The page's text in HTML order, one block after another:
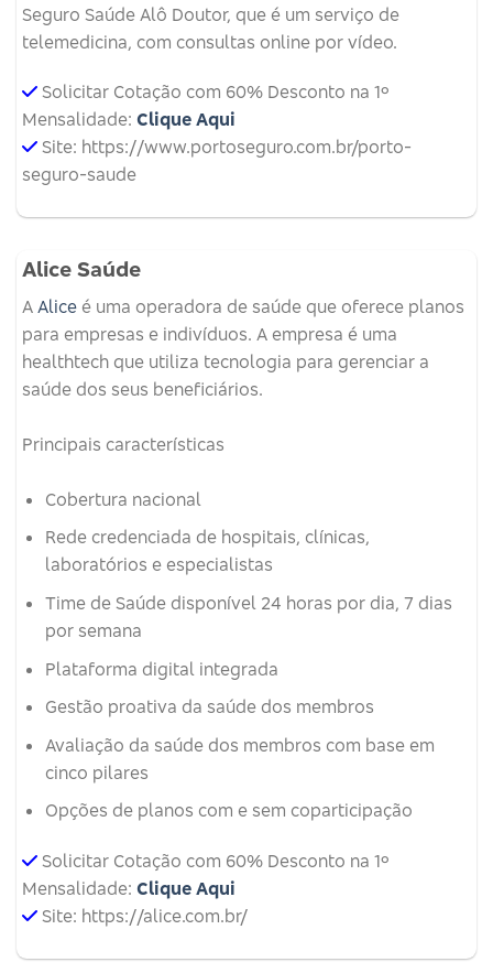
Seguro Saúde Alô Doutor, que é um serviço de
telemedicina, com consultas online por vídeo.
Solicitar Cotação com 60% Desconto na 1º
Mensalidade: Clique Aqui
Site: https://www.portoseguro.com.br/porto-
seguro-saude
Alice Saúde
A Alice é uma operadora de saúde que oferece planos
para empresas e indivíduos. A empresa é uma
healthtech que utiliza tecnologia para gerenciar a
saúde dos seus beneficiários.
Principais características
Cobertura nacional
Rede credenciada de hospitais, clínicas,
laboratórios e especialistas
Time de Saúde disponível 24 horas por dia, 7 dias
por semana
Plataforma digital integrada
Gestão proativa da saúde dos membros
Avaliação da saúde dos membros com base em
cinco pilares
Opções de planos com e sem coparticipação
Solicitar Cotação com 60% Desconto na 1º
Mensalidade: Clique Aqui
Site: https://alice.com.br/